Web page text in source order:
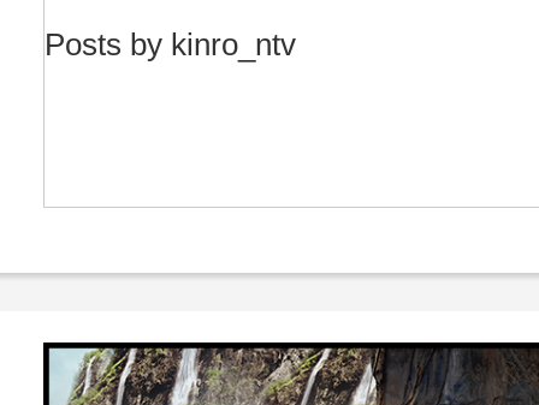
Posts by kinro_ntv